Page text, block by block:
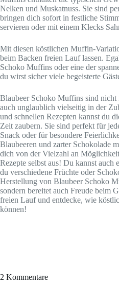
Nelken und Muskatnuss. Sie sind
bringen dich sofort in festliche
servieren oder mit einem Klecks
Mit diesen köstlichen Muffin-
beim Backen freien Lauf lassen.
Schoko Muffins oder eine der
du wirst sicher viele begeisterte
Blaubeer Schoko Muffins sind nicht
auch unglaublich vielseitig in der
und schnellen Rezepten kannst du
Zeit zaubern. Sie sind perfekt für
Snack oder für besondere
Blaubeeren und zarter Schokolade
dich von der Vielzahl an
Rezepte selbst aus! Du kannst auch
du verschiedene Früchte oder
Herstellung von Blaubeer Schoko
sondern bereitet auch Freude beim
freien Lauf und entdecke, wie
können!
2 Kommentare